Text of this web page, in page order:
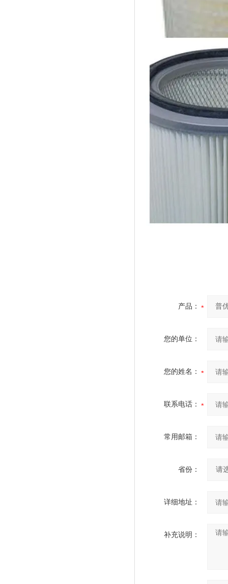
产品：
您的单位：
您的姓名：
联系电话：
常用邮箱：
省份：
详细地址：
补充说明：